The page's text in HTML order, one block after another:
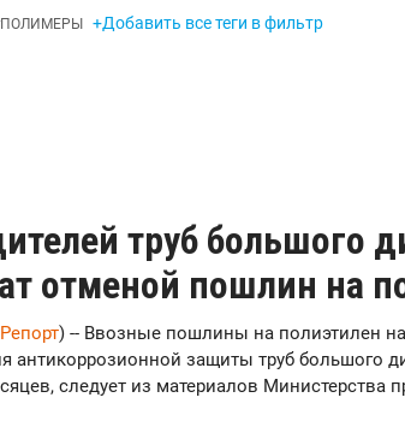
ПОЛИМЕРЫ +Добавить все теги в фильтр
труб большого
отменой пошлин на
) -- Ввозные пошлины на полиэтилен
антикоррозионной защиты труб большого
следует из материалов Министерства